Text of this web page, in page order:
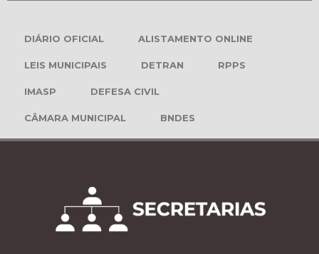
DIÁRIO OFICIAL ALISTAMENTO ONLINE
LEIS MUNICIPAIS DETRAN RPPS
IMASP DEFESA CIVIL
CÂMARA MUNICIPAL BNDES